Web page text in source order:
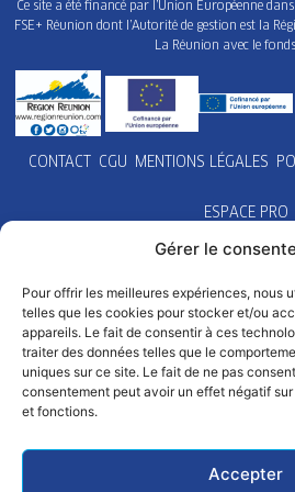
Gérer le
Pour offrir les meilleures expériences, nous
telles que les cookies pour stocker et/ou
appareils. Le fait de consentir à ces
traiter des données telles que le
uniques sur ce site. Le fait de ne pas
consentement peut avoir un effet négatif
et fonctions.
Accepter
Ce site a été financé par l’Union Européenne
FSE+ Réunion dont l’Autorité de gestion est la
La Réunion avec le
CONTACT CGU MENTIONS LÉGALES
ESPACE PRO